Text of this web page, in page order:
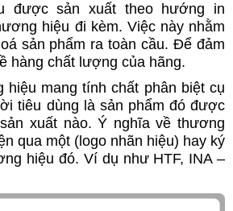
được sản xuất theo hướng in
hiệu đi kèm. Việc này nhằm
sản phẩm ra toàn cầu. Để đảm
hàng chất lượng của hãng.
hiệu mang tính chất phân biệt cụ
tiêu dùng là sản phẩm đó được
xuất nào. Ý nghĩa về thương
qua một (logo nhãn hiệu) hay ký
hiệu đó. Ví dụ như HTF, INA –